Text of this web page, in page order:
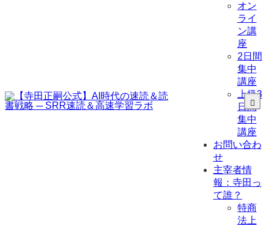
オン
ライ
ン講
座
2日間
集中
講座
上級3
日間
集中
講座
お問い合わ
せ
主宰者情
報：寺田っ
て誰？
特商
法上